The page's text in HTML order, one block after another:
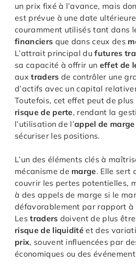
un prix fixé à l’avance, mais
est prévue à une date
couramment utilisés tant dans
financiers que dans ceux des
L’attrait principal dufutures
sa capacité à offrir un effet de
auxtraders de contrôler une
d’actifs avec un capital
Toutefois, cet effet peut de
risque de perte, rendant la
l’utilisation de l’appel de marge
sécuriser les positions.
L’un des éléments clés à
mécanisme de marge. Elle sert
couvrir les pertes potentielles,
à des appels de marge si le
défavorablement par rapport à
Lestraders doivent de plus
risque de liquidité et des
prix, souvent influencées par
économiques ou des